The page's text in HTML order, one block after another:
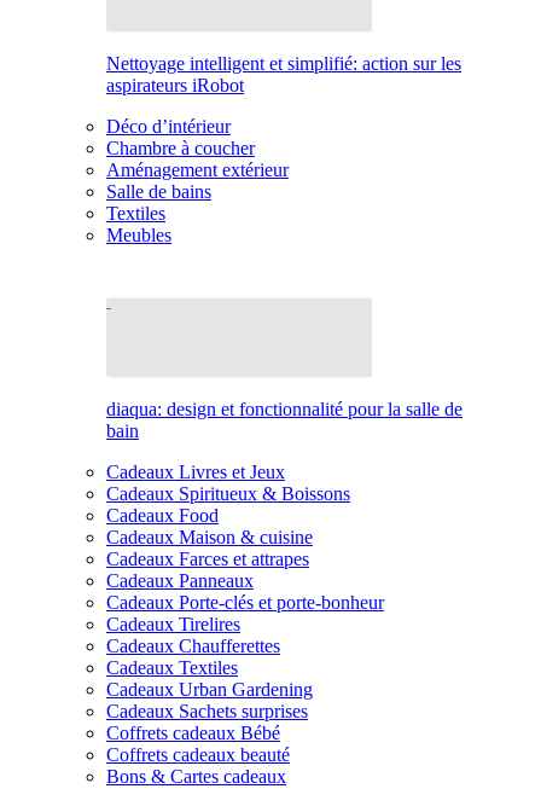
Nettoyage intelligent et simplifié: action sur les
aspirateurs iRobot
Déco d’intérieur
Chambre à coucher
Aménagement extérieur
Salle de bains
Textiles
Meubles
diaqua: design et fonctionnalité pour la salle de
bain
Cadeaux Livres et Jeux
Cadeaux Spiritueux & Boissons
Cadeaux Food
Cadeaux Maison & cuisine
Cadeaux Farces et attrapes
Cadeaux Panneaux
Cadeaux Porte-clés et porte-bonheur
Cadeaux Tirelires
Cadeaux Chaufferettes
Cadeaux Textiles
Cadeaux Urban Gardening
Cadeaux Sachets surprises
Coffrets cadeaux Bébé
Coffrets cadeaux beauté
Bons & Cartes cadeaux